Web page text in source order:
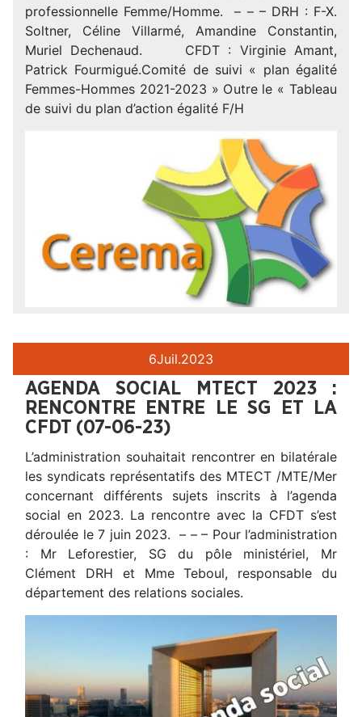
professionnelle Femme/Homme. – – – DRH : F-X.
Soltner, Céline Villarmé, Amandine Constantin,
Muriel Dechenaud. CFDT : Virginie Amant,
Patrick Fourmigué.Comité de suivi « plan égalité
Femmes-Hommes 2021-2023 » Outre le « Tableau
de suivi du plan d’action égalité F/H
6Juil.2023
AGENDA SOCIAL MTECT 2023 :
RENCONTRE ENTRE LE SG ET LA
CFDT (07-06-23)
L’administration souhaitait rencontrer en bilatérale
les syndicats représentatifs des MTECT /MTE/Mer
concernant différents sujets inscrits à l’agenda
social en 2023. La rencontre avec la CFDT s’est
déroulée le 7 juin 2023. – – – Pour l’administration
: Mr Leforestier, SG du pôle ministériel, Mr
Clément DRH et Mme Teboul, responsable du
département des relations sociales.